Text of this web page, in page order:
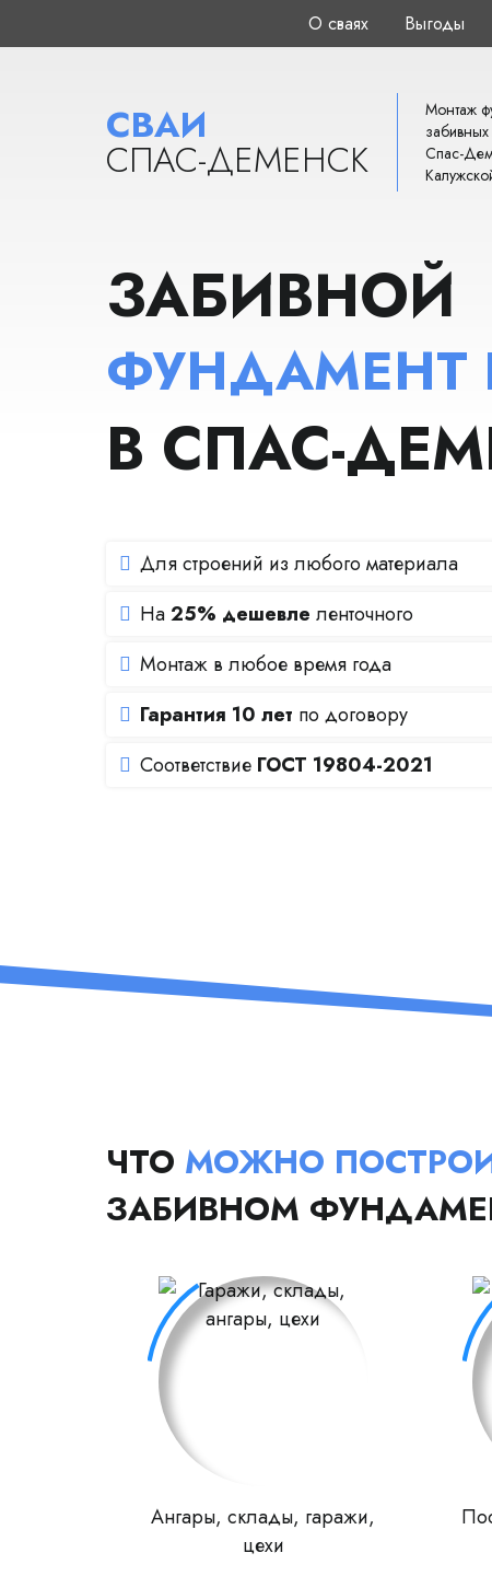
О сваях Выгоды
СВАИ
СПАС-ДЕМЕНСК
Монтаж
Спас-
ЗАБИВНОЙ
В СПАС-
Для строений из любого материала
На25% дешевле ленточного
Монтаж в любое время года
Гарантия 10 лет по договору
Соответствие ГОСТ 19804-2021
ЧТО МОЖНО
ЗАБИВНОМ
Ангары, склады, гаражи,
цехи